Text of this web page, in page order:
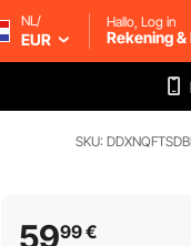
NL/
EUR
Hallo, Log in
Rekening
SKU:
5999€